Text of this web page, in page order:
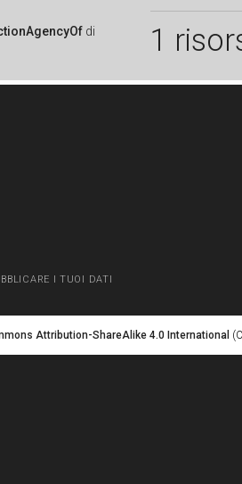
di 1
I TUOI DATI
Attribution-ShareAlike 4.0 International